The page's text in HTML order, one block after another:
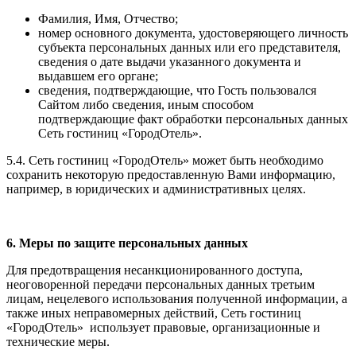
Фамилия, Имя, Отчество;
номер основного документа, удостоверяющего личность
субъекта персональных данных или его представителя,
сведения о дате выдачи указанного документа и
выдавшем его органе;
сведения, подтверждающие, что Гость пользовался
Сайтом либо сведения, иным способом
подтверждающие факт обработки персональных данных
Сеть гостиниц «ГородОтель».
5.4. Сеть гостиниц «ГородОтель» может быть необходимо
сохранить некоторую предоставленную Вами информацию,
например, в юридических и административных целях.
6. Меры по защите персональных данных
Для предотвращения несанкционированного доступа,
неоговоренной передачи персональных данных третьим
лицам, нецелевого использования полученной информации, а
также иных неправомерных действий, Сеть гостиниц
«ГородОтель» использует правовые, организационные и
технические меры.